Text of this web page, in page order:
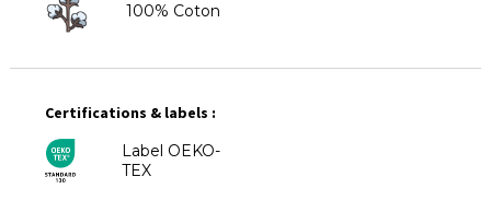
100% Coton
Certifications & labels :
Label OEKO-
TEX